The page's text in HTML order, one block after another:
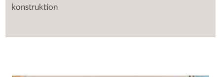
konstruktion